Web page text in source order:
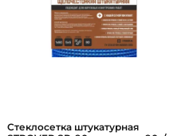
Стеклосетка штукатурная